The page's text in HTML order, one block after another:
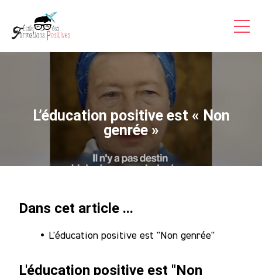
L’éducation positive est « Non
genrée »
Dans cet article ...
L'éducation positive est "Non genrée"
L'éducation positive est "Non
Consultations & Coaching
Articles
Témoignages Vidéo
Inscriptions
Contact
Accès